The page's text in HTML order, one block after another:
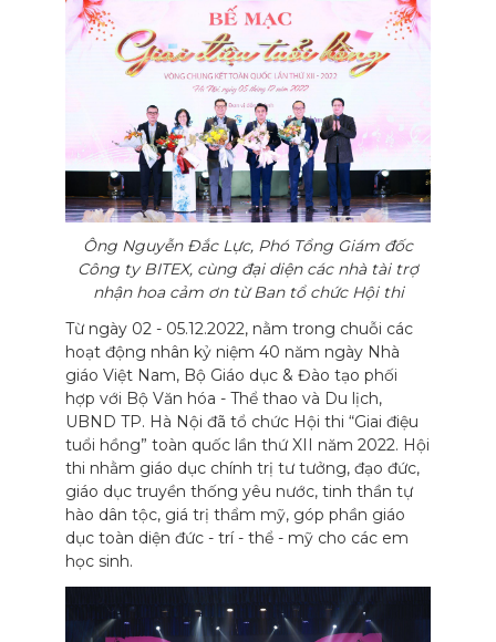
Ông Nguyễn Đắc Lực, Phó Tổng Giám đốc
Công ty BITEX, cùng đại diện các nhà tài trợ
nhận hoa cảm ơn từ Ban tổ chức Hội thi
Từ ngày 02 - 05.12.2022, nằm trong chuỗi các
hoạt động nhân kỷ niệm 40 năm ngày Nhà
giáo Việt Nam, Bộ Giáo dục & Đào tạo phối
hợp với Bộ Văn hóa - Thể thao và Du lịch,
UBND TP. Hà Nội đã tổ chức Hội thi “Giai điệu
tuổi hồng” toàn quốc lần thứ XII năm 2022. Hội
thi nhằm giáo dục chính trị tư tưởng, đạo đức,
giáo dục truyền thống yêu nước, tinh thần tự
hào dân tộc, giá trị thẩm mỹ, góp phần giáo
dục toàn diện đức - trí - thể - mỹ cho các em
học sinh.